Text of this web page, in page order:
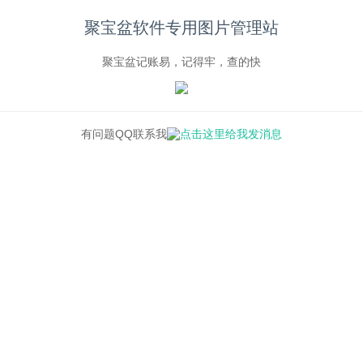
聚宝盆软件专用图片管理站
聚宝盆记账易，记得牢，查的快
有问题QQ联系我